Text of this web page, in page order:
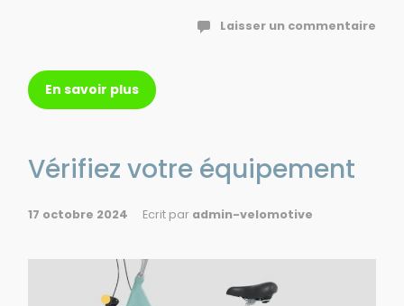
Laisser un commentaire
En savoir plus
Vérifiez votre équipement
17 octobre 2024 Ecrit par admin-velomotive